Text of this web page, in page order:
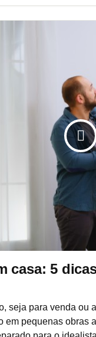
casa: 5
seja para venda ou
em pequenas obras